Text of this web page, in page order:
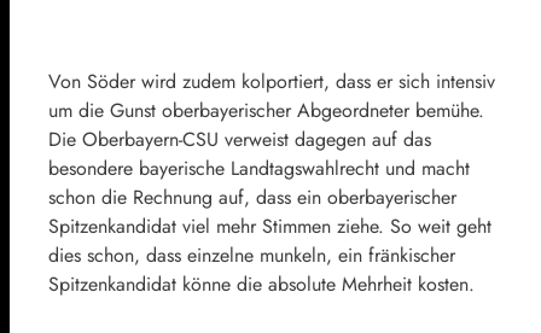
Von Söder wird zudem kolportiert, dass er sich intensiv
um die Gunst oberbayerischer Abgeordneter bemühe.
Die Oberbayern-CSU verweist dagegen auf das
besondere bayerische Landtagswahlrecht und macht
schon die Rechnung auf, dass ein oberbayerischer
Spitzenkandidat viel mehr Stimmen ziehe. So weit geht
dies schon, dass einzelne munkeln, ein fränkischer
Spitzenkandidat könne die absolute Mehrheit kosten.